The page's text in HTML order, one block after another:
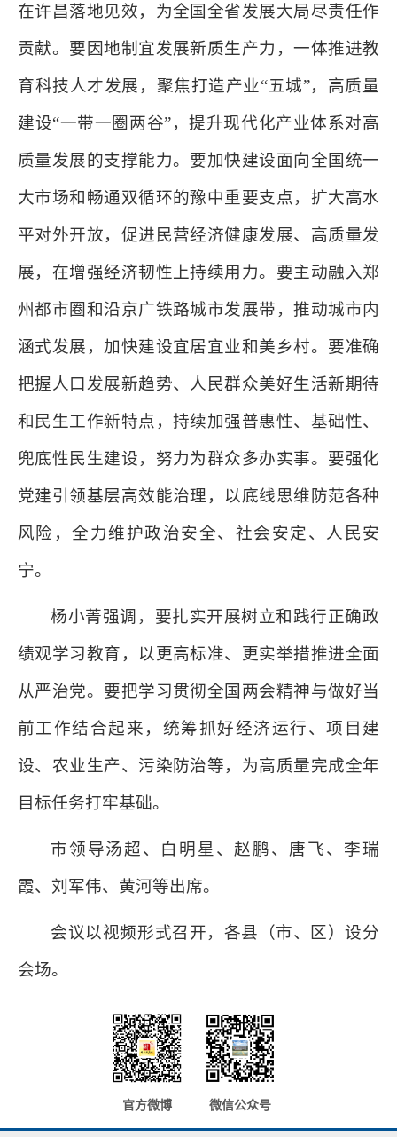
在许昌落地见效，为全国全省发展大局尽责任作
贡献。要因地制宜发展新质生产力，一体推进教
育科技人才发展，聚焦打造产业“五城”，高质量
建设“一带一圈两谷”，提升现代化产业体系对高
质量发展的支撑能力。要加快建设面向全国统一
大市场和畅通双循环的豫中重要支点，扩大高水
平对外开放，促进民营经济健康发展、高质量发
展，在增强经济韧性上持续用力。要主动融入郑
州都市圈和沿京广铁路城市发展带，推动城市内
涵式发展，加快建设宜居宜业和美乡村。要准确
把握人口发展新趋势、人民群众美好生活新期待
和民生工作新特点，持续加强普惠性、基础性、
兜底性民生建设，努力为群众多办实事。要强化
党建引领基层高效能治理，以底线思维防范各种
风险，全力维护政治安全、社会安定、人民安
宁。
杨小菁强调，要扎实开展树立和践行正确政
绩观学习教育，以更高标准、更实举措推进全面
从严治党。要把学习贯彻全国两会精神与做好当
前工作结合起来，统筹抓好经济运行、项目建
设、农业生产、污染防治等，为高质量完成全年
目标任务打牢基础。
市领导汤超、白明星、赵鹏、唐飞、李瑞
霞、刘军伟、黄河等出席。
会议以视频形式召开，各县（市、区）设分
会场。
官方微博 微信公众号